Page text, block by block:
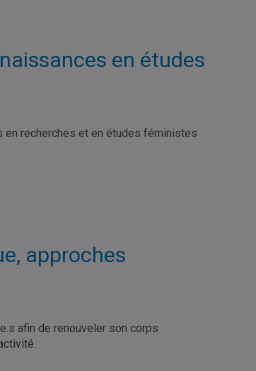
en études
recherches et en études féministes
approches
afin de renouveler son corps